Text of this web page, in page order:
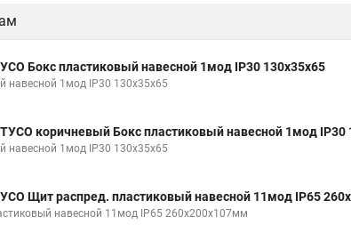
Бокс пластиковый навесной 1мод IP30 130х35х65
навесной 1мод IP30 130х35х65
коричневый Бокс пластиковый навесной 1мод IP30
навесной 1мод IP30 130х35х65
Щит распред. пластиковый навесной 11мод IP65
навесной 11мод IP65 260х200х107мм